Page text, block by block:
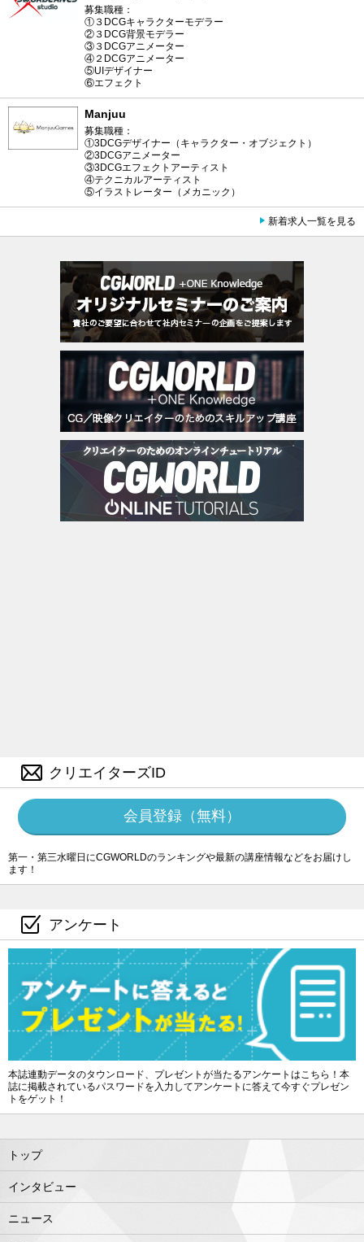
募集職種：
①３DCGキャラクターモデラー
②３DCG背景モデラー
③３DCGアニメーター
④２DCGアニメーター
⑤UIデザイナー
⑥エフェクト
Manjuu
募集職種：
①3DCGデザイナー（キャラクター・オブジェクト）
②3DCGアニメーター
③3DCGエフェクトアーティスト
④テクニカルアーティスト
⑤イラストレーター（メカニック）
新着求人一覧を見る
クリエイターズID
会員登録（無料）
第一・第三水曜日にCGWORLDのランキングや最新の講座情報などをお届けし
ます！
アンケート
本誌連動データのタウンロード、プレゼントが当たるアンケートはこちら！本
誌に掲載されているパスワードを入力してアンケートに答えて今すぐプレゼン
トをゲット！
トップ
インタビュー
ニュース